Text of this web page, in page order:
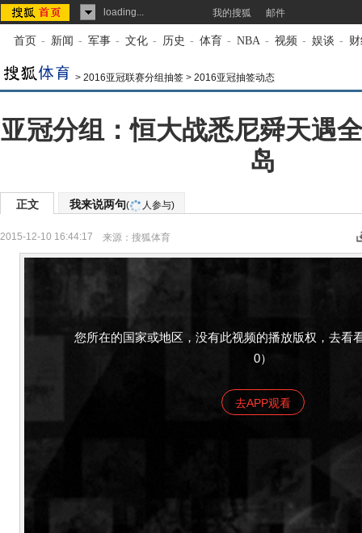
loading... 我的搜狐 邮件
首页 - 新闻 - 军事 - 文化 - 历史 - 体育 - NBA - 视频 - 娱谈 -
> 2016亚冠联赛分组抽签 > 2016亚冠抽签动态
亚冠分组：恒大战悉尼舜天遇
岛
正文 我来说两句( 人参与)
2015-12-10 16:44:17 来源： 搜狐体育
您所在的国家或地区，没有此视频的播放版权，去看
0）
去APP观看